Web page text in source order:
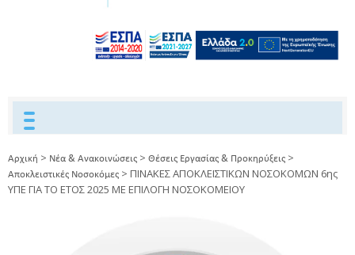
Ηπείρου
Δυτικής
Ελλάδας
Αρχική > Νέα & Ανακοινώσεις > Θέσεις Εργασίας & Προκηρύξεις >
Αποκλειστικές Νοσοκόμες > ΠΙΝΑΚΕΣ ΑΠΟΚΛΕΙΣΤΙΚΩΝ ΝΟΣΟΚΟΜΩΝ 6ης
ΥΠΕ ΓΙΑ ΤΟ ΕΤΟΣ 2025 ΜΕ ΕΠΙΛΟΓΗ ΝΟΣΟΚΟΜΕΙΟΥ